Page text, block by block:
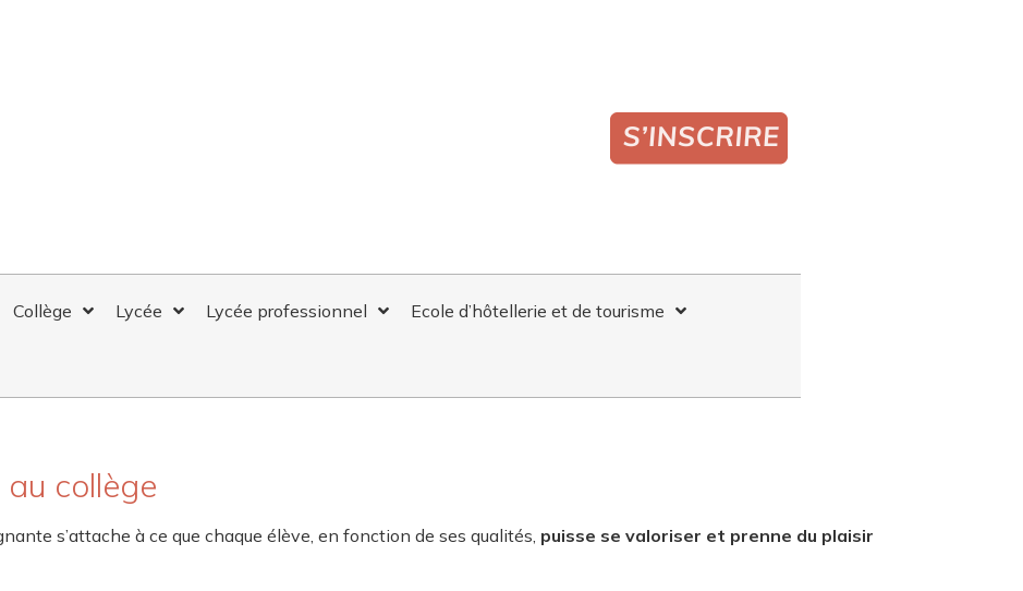
Collège Lycée Lycée professionnel Ecole d’hôtellerie et de tourisme
collège
s’attache à ce que chaque élève, en fonction de ses qualités, puisse se valoriser et prenne du plaisir